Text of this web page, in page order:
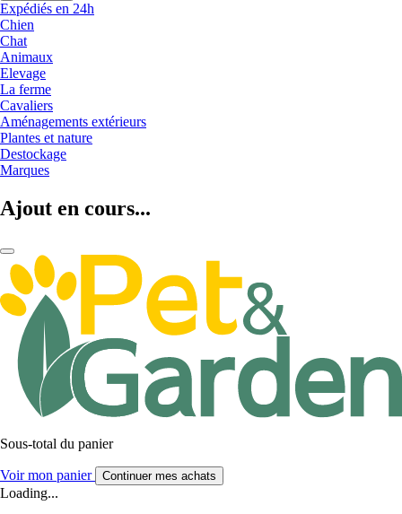
Expédiés en 24h
Chien
Chat
Animaux
Elevage
La ferme
Cavaliers
Aménagements extérieurs
Plantes et nature
Destockage
Marques
Ajout en cours...
Sous-total du panier
Voir mon panier Continuer mes achats
Loading...